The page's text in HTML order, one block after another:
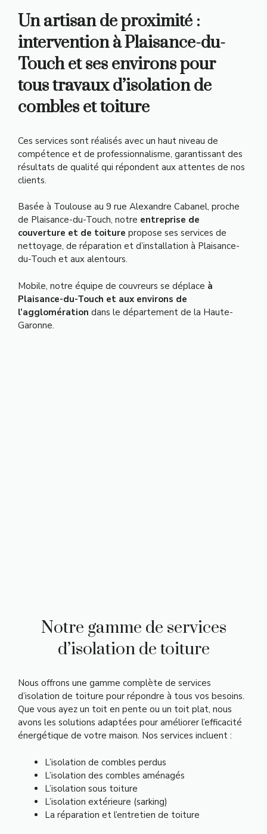
Un artisan de proximité :
intervention à Plaisance-du-
Touch et ses environs pour
tous travaux d’isolation de
combles et toiture
Ces services sont réalisés avec un haut niveau de
compétence et de professionnalisme, garantissant des
résultats de qualité qui répondent aux attentes de nos
clients.
Basée à Toulouse au 9 rue Alexandre Cabanel, proche
de Plaisance-du-Touch, notre entreprise de
couverture et de toiture propose ses services de
nettoyage, de réparation et d’installation à Plaisance-
du-Touch et aux alentours.
Mobile, notre équipe de couvreurs se déplace à
Plaisance-du-Touch et aux environs de
l’agglomération dans le département de la Haute-
Garonne.
Notre gamme de services
d’isolation de toiture
Nous offrons une gamme complète de services
d’isolation de toiture pour répondre à tous vos besoins.
Que vous ayez un toit en pente ou un toit plat, nous
avons les solutions adaptées pour améliorer l’efficacité
énergétique de votre maison. Nos services incluent :
L’isolation de combles perdus
L’isolation des combles aménagés
L’isolation sous toiture
L’isolation extérieure (sarking)
La réparation et l’entretien de toiture